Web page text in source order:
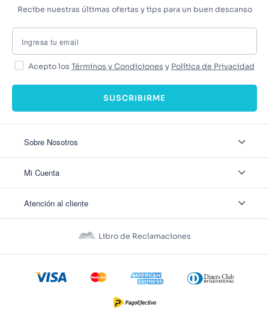
Recibe nuestras últimas ofertas y tips para un buen descanso
Acepto los Términos y Condiciones y Política de Privacidad
SUSCRIBIRME
Sobre Nosotros
Nuestas tiendas
Mi Cuenta
Ver mis Pedidos
Recuperar Contraseña
Atención al cliente
Políticas de Privacidad
Políticas de Cookies
Términos y Condiciones Promos
Libro de Reclamaciones